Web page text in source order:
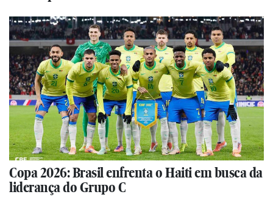
Copa 2026: Brasil enfrenta o Haiti em busca da
liderança do Grupo C